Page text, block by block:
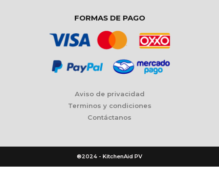
FORMAS DE PAGO
Aviso de privacidad
Terminos y condiciones
Contáctanos
®2024 - KitchenAid PV